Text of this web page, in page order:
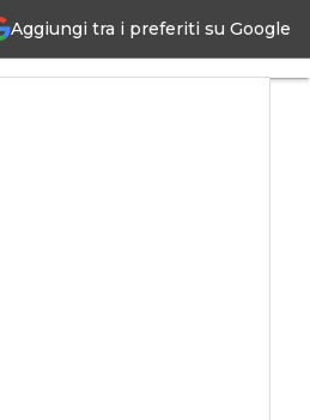
Aggiungi tra i preferiti su Google